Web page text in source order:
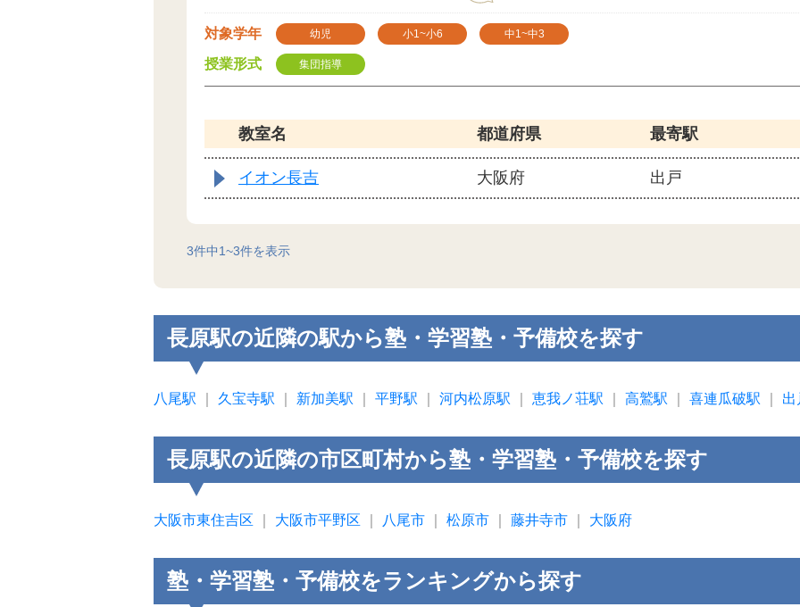
対象学年 幼児 小1~小6 中1~中3
授業形式 集団指導
教室名 都道府県 最寄駅
イオン長吉 大阪府 出戸
3件中1~3件を表示
長原駅の近隣の駅から塾・学習塾・予備校を探す
八尾駅 久宝寺駅 新加美駅 平野駅 河内松原駅 恵我ノ荘駅 高鷲駅 喜連瓜破駅 出
長原駅の近隣の市区町村から塾・学習塾・予備校を探す
大阪市東住吉区 大阪市平野区 八尾市 松原市 藤井寺市 大阪府
塾・学習塾・予備校をランキングから探す